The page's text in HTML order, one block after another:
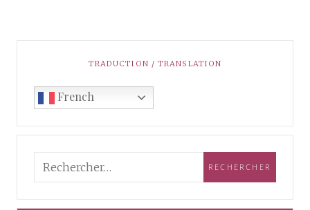
TRADUCTION / TRANSLATION
French